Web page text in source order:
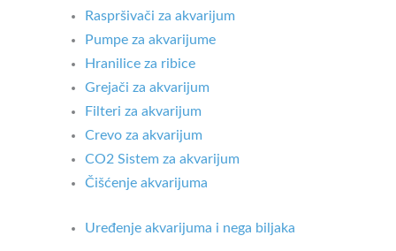
Raspršivači za akvarijum
Pumpe za akvarijume
Hranilice za ribice
Grejači za akvarijum
Filteri za akvarijum
Crevo za akvarijum
CO2 Sistem za akvarijum
Čišćenje akvarijuma
Uređenje akvarijuma i nega biljaka